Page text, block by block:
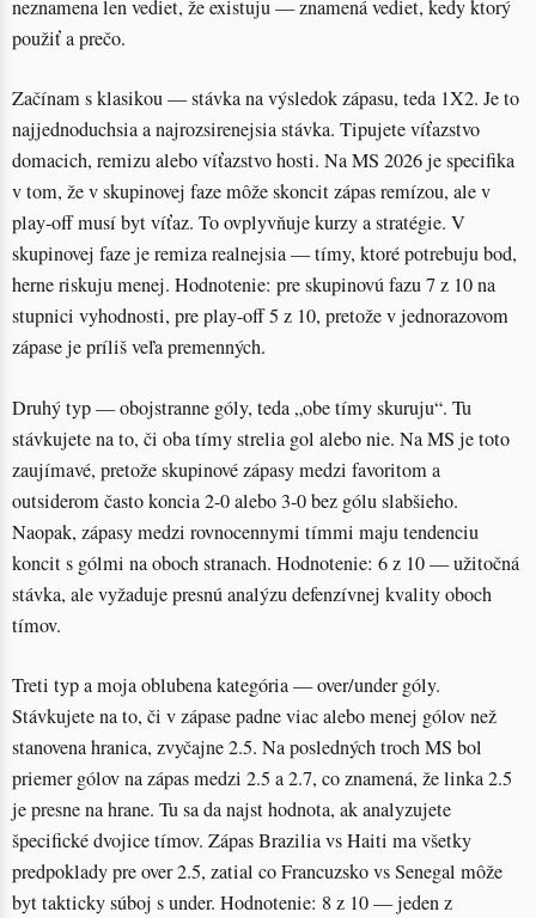
neznamena len vediet, že existuju — znamená vediet, kedy ktorý
použiť a prečo.
Začínam s klasikou — stávka na výsledok zápasu, teda 1X2. Je to
najjednoduchsia a najrozsirenejsia stávka. Tipujete víťazstvo
domacich, remizu alebo víťazstvo hosti. Na MS 2026 je specifika
v tom, že v skupinovej faze môže skoncit zápas remízou, ale v
play-off musí byt víťaz. To ovplyvňuje kurzy a stratégie. V
skupinovej faze je remiza realnejsia — tímy, ktoré potrebuju bod,
herne riskuju menej. Hodnotenie: pre skupinovú fazu 7 z 10 na
stupnici vyhodnosti, pre play-off 5 z 10, pretože v jednorazovom
zápase je príliš veľa premenných.
Druhý typ — obojstranne góly, teda „obe tímy skuruju“. Tu
stávkujete na to, či oba tímy strelia gol alebo nie. Na MS je toto
zaujímavé, pretože skupinové zápasy medzi favoritom a
outsiderom často koncia 2-0 alebo 3-0 bez gólu slabšieho.
Naopak, zápasy medzi rovnocennymi tímmi maju tendenciu
koncit s gólmi na oboch stranach. Hodnotenie: 6 z 10 — užitočná
stávka, ale vyžaduje presnú analýzu defenzívnej kvality oboch
tímov.
Treti typ a moja oblubena kategória — over/under góly.
Stávkujete na to, či v zápase padne viac alebo menej gólov než
stanovena hranica, zvyčajne 2.5. Na posledných troch MS bol
priemer gólov na zápas medzi 2.5 a 2.7, co znamená, že linka 2.5
je presne na hrane. Tu sa da najst hodnota, ak analyzujete
špecifické dvojice tímov. Zápas Brazilia vs Haiti ma všetky
predpoklady pre over 2.5, zatial co Francuzsko vs Senegal môže
byt takticky súboj s under. Hodnotenie: 8 z 10 — jeden z